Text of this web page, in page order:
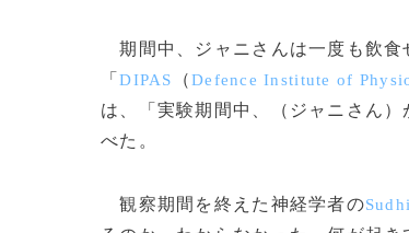
期間中、ジャニさんは一度も飲食
「DIPAS （Defence Institute of
は、「実験期間中、（ジャニさん
べた。
観察期間を終えた神経学者の